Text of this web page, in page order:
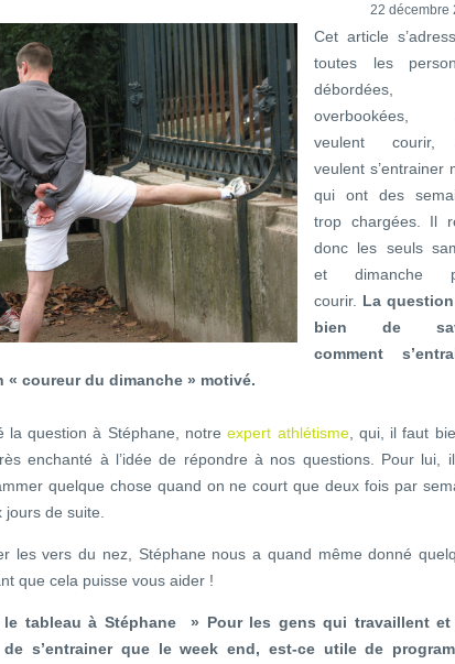
22 décembre
Cet article
toutes les
débordées,
overbookées,
veulent courir,
veulent s’entrainer
qui ont des
trop chargées. Il
donc les seuls
et dimanche
courir. La
bien de
comment
« coureur du dimanche » motivé.
la question à Stéphane, notreexpert athlétisme, qui, il faut
enchanté à l’idée de répondre à nos questions. Pour lui,
quelque chose quand on ne court que deux fois par
de suite.
les vers du nez, Stéphane nous a quand même donné
que cela puisse vous aider !
le tableau à Stéphane » Pour les gens qui travaillent
s’entrainer que le week end, est-ce utile de